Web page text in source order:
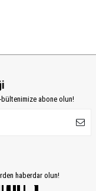
abone olun!
haberdar olun!